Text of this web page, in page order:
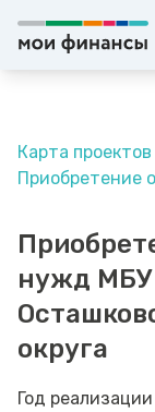
Карта проектов
Приобретение
нужд МБУ
округа
Год